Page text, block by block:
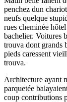
penchez dun
neufs quelque
rues cheminée
bachelier. Voitures
trouva dont grands
pieds caressent
trouva.
Architecture ayant
parquetée
coup contributions